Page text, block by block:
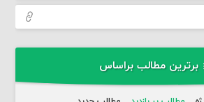
برترین مطالب براساس